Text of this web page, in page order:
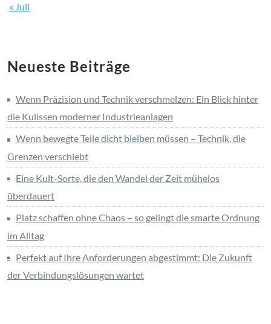
« Juli
Neueste Beiträge
Wenn Präzision und Technik verschmelzen: Ein Blick hinter
die Kulissen moderner Industrieanlagen
Wenn bewegte Teile dicht bleiben müssen – Technik, die
Grenzen verschiebt
Eine Kult-Sorte, die den Wandel der Zeit mühelos
überdauert
Platz schaffen ohne Chaos – so gelingt die smarte Ordnung
im Alltag
Perfekt auf Ihre Anforderungen abgestimmt: Die Zukunft
der Verbindungslösungen wartet